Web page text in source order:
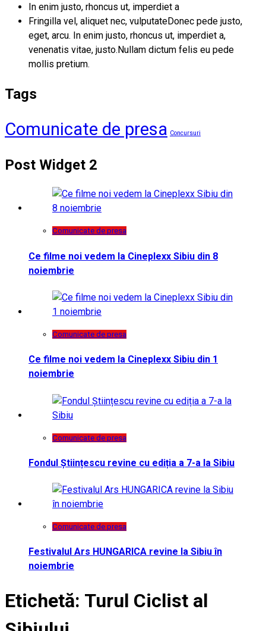
In enim justo, rhoncus ut, imperdiet a
Fringilla vel, aliquet nec, vulputateDonec pede justo,
eget, arcu. In enim justo, rhoncus ut, imperdiet a,
venenatis vitae, justo.Nullam dictum felis eu pede
mollis pretium.
Tags
Comunicate de presa Concursuri
Post Widget 2
Comunicate de presa
Ce filme noi vedem la Cineplexx Sibiu din 8
noiembrie
Comunicate de presa
Ce filme noi vedem la Cineplexx Sibiu din 1
noiembrie
Comunicate de presa
Fondul Științescu revine cu ediția a 7-a la Sibiu
Comunicate de presa
Festivalul Ars HUNGARICA revine la Sibiu în
noiembrie
Etichetă: Turul Ciclist al